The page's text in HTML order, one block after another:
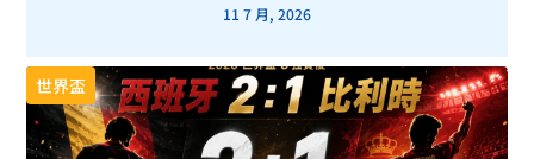
11 7 月, 2026
世界盃